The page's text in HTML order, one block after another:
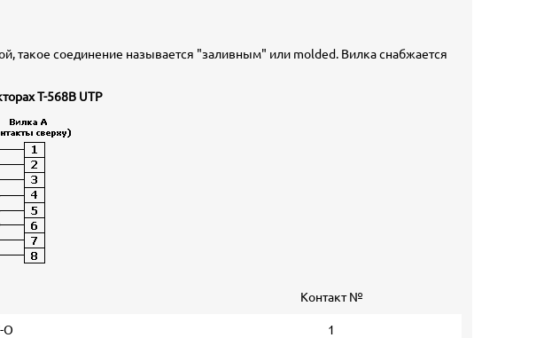
такое соединение называется "заливным" или molded. Вилка снабжается
T-568B UTP
Контакт №
O 1